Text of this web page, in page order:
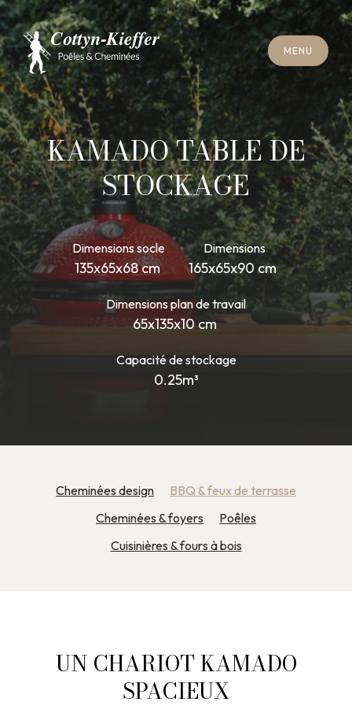
M EN U
MENU
R EN E Z- RAM
R
NDE -VO RAMONA
F
R ME R
KAMADO TABLE DE
STOCKAGE
Dimensions socle
135x65x68 cm
Dimensions
165x65x90 cm
Dimensions plan de travail
65x135x10 cm
Capacité de stockage
0.25m³
Cheminées design
BBQ & feux de terrasse
Cheminées & foyers
Poêles
Cuisinières & fours à bois
UN CHARIOT KAMADO
SPACIEUX